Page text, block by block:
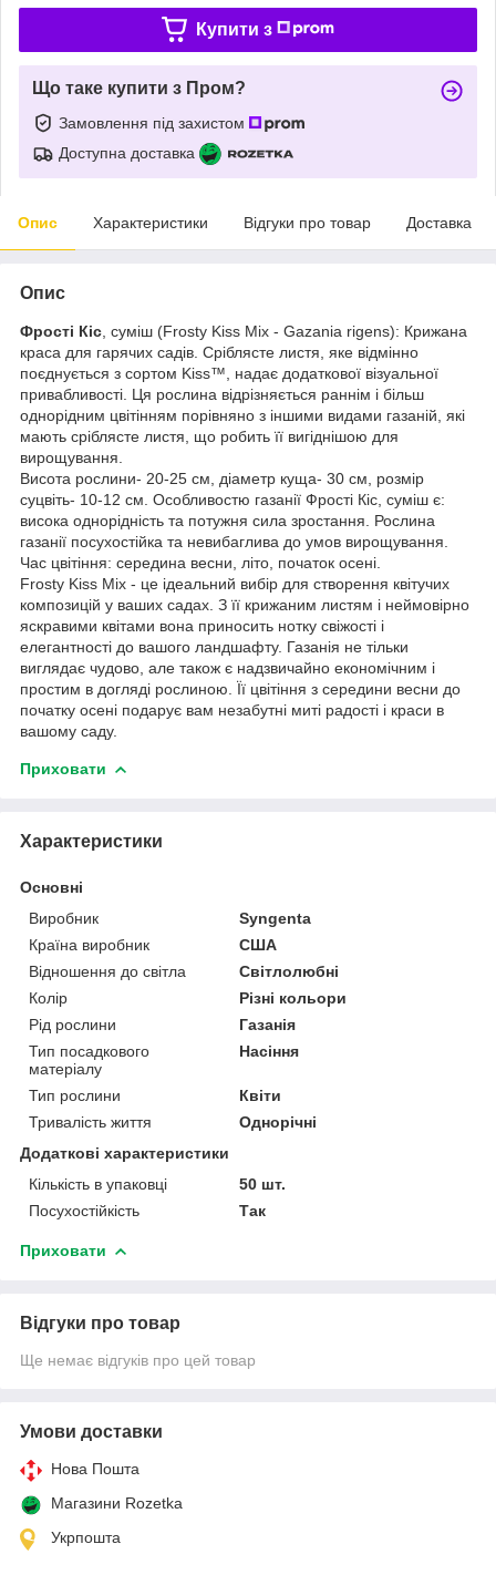
Купити з
Що таке купити з Пром?
Замовлення під захистом
Доступна доставка
Опис Характеристики Відгуки про товар Доставка
Опис
Фрості Кіс , суміш (Frosty Kiss Mix - Gazania rigens): Крижана
краса для гарячих садів. Сріблясте листя, яке відмінно
поєднується з сортом Kiss™, надає додаткової візуальної
привабливості. Ця рослина відрізняється раннім і більш
однорідним цвітінням порівняно з іншими видами газаній, які
мають сріблясте листя, що робить її вигіднішою для
вирощування.
Висота рослини- 20-25 см, діаметр куща- 30 см, розмір
суцвіть- 10-12 см. Особливостю газанії Фрості Кіс, суміш є:
висока однорідність та потужня сила зростання. Рослина
газанії посухостійка та невибаглива до умов вирощування.
Час цвітіння: середина весни, літо, початок осені.
Frosty Kiss Mix - це ідеальний вибір для створення квітучих
композицій у ваших садах. З її крижаним листям і неймовірно
яскравими квітами вона приносить нотку свіжості і
елегантності до вашого ландшафту. Газанія не тільки
виглядає чудово, але також є надзвичайно економічним і
простим в догляді рослиною. Її цвітіння з середини весни до
початку осені подарує вам незабутні миті радості і краси в
вашому саду.
Приховати
Характеристики
Основні
Виробник
Syngenta
Країна виробник
США
Відношення до світла
Світлолюбні
Колір
Різні кольори
Рід рослини
Газанія
Тип посадкового
матеріалу
Насіння
Тип рослини
Квіти
Тривалість життя
Однорічні
Додаткові характеристики
Кількість в упаковці
50 шт.
Посухостійкість
Так
Приховати
Відгуки про товар
Ще немає відгуків про цей товар
Умови доставки
Нова Пошта
Магазини Rozetka
Укрпошта